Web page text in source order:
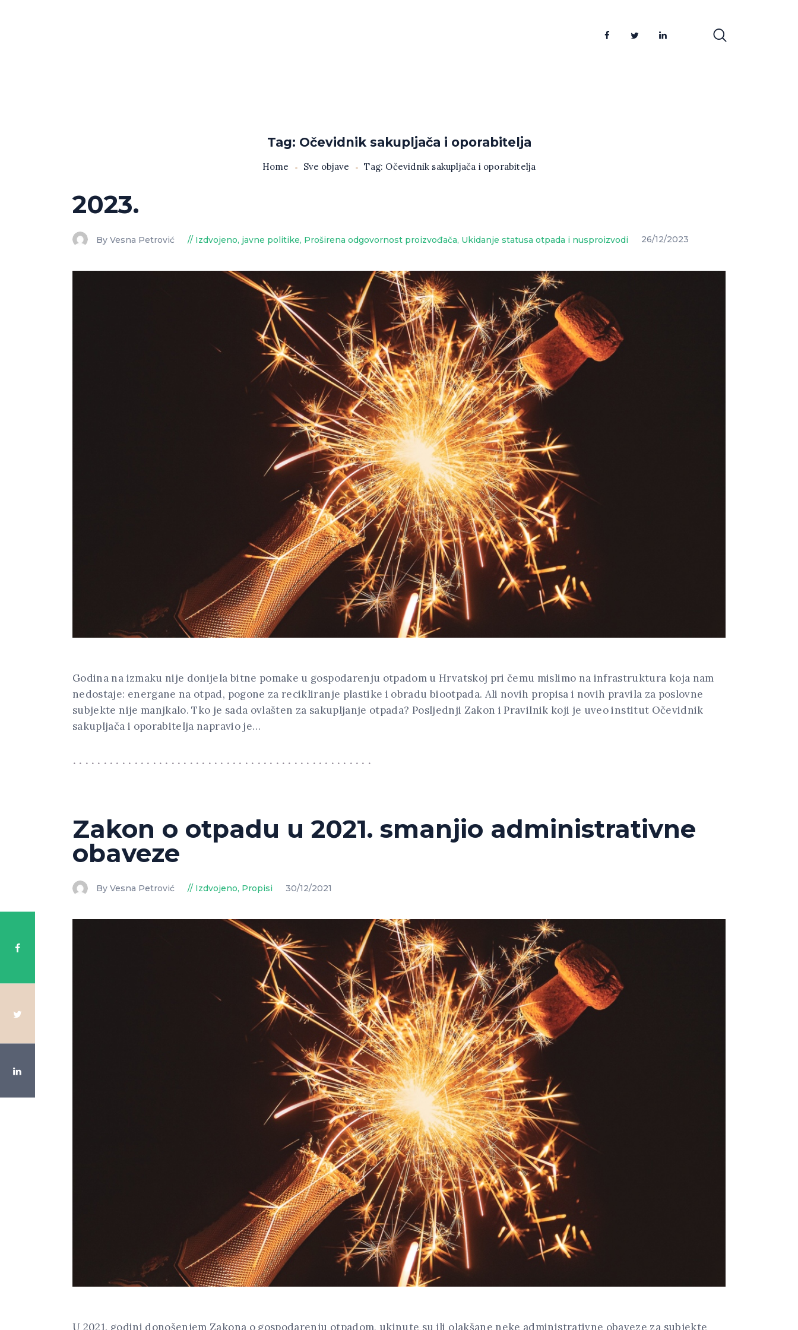
Tag: Očevidnik sakupljača i oporabitelja
Home Sve objave Tag: Očevidnik sakupljača i oporabitelja
2023.
By Vesna Petrović Izdvojeno, javne politike, Proširena odgovornost proizvođača, Ukidanje statusa otpada i nusproizvodi 26/12/2023
Godina na izmaku nije donijela bitne pomake u gospodarenju otpadom u Hrvatskoj pri čemu mislimo na infrastruktura koja nam
nedostaje: energane na otpad, pogone za recikliranje plastike i obradu biootpada. Ali novih propisa i novih pravila za poslovne
subjekte nije manjkalo. Tko je sada ovlašten za sakupljanje otpada? Posljednji Zakon i Pravilnik koji je uveo institut Očevidnik
sakupljača i oporabitelja napravio je…
Zakon o otpadu u 2021. smanjio administrativne
obaveze
By Vesna Petrović Izdvojeno, Propisi 30/12/2021
U 2021. godini donošenjem Zakona o gospodarenju otpadom, ukinute su ili olakšane neke administrativne obaveze za subjekte